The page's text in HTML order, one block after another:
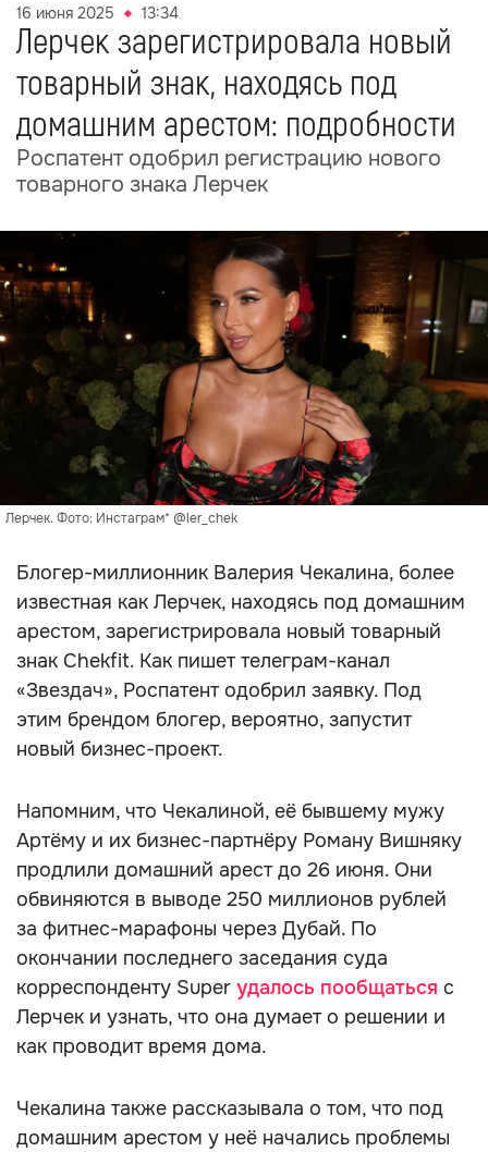
16 июня 2025 13:34
Лерчек зарегистрировала новый
товарный знак, находясь под
домашним арестом: подробности
Роспатент одобрил регистрацию нового
товарного знака Лерчек
Лерчек. Фото: Инстаграм* @ler_chek
Блогер-миллионник Валерия Чекалина, более
известная как Лерчек, находясь под домашним
арестом, зарегистрировала новый товарный
знак Chekfit. Как пишет телеграм-канал
«Звездач», Роспатент одобрил заявку. Под
этим брендом блогер, вероятно, запустит
новый бизнес-проект.
Напомним, что Чекалиной, её бывшему мужу
Артёму и их бизнес-партнёру Роману Вишняку
продлили домашний арест до 26 июня. Они
обвиняются в выводе 250 миллионов рублей
за фитнес-марафоны через Дубай. По
окончании последнего заседания суда
корреспонденту Super удалось пообщаться с
Лерчек и узнать, что она думает о решении и
как проводит время дома.
Чекалина также рассказывала о том, что под
домашним арестом у неё начались проблемы